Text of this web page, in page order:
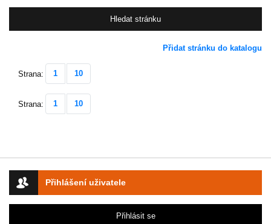
Přihlášení uživatele
Přihlásit se
Přidat stránku do katalogu
Strana: 1 10
Strana: 1 10